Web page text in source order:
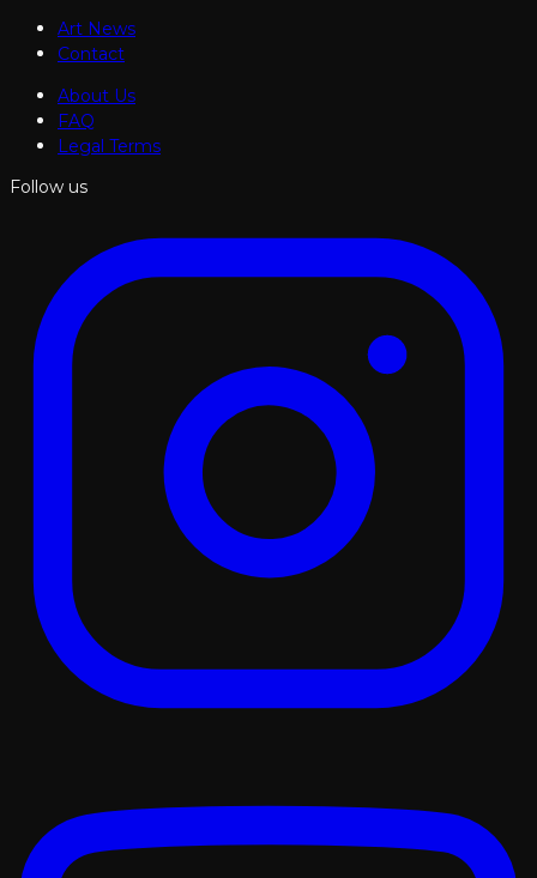
Art News
Contact
About Us
FAQ
Legal Terms
Follow us